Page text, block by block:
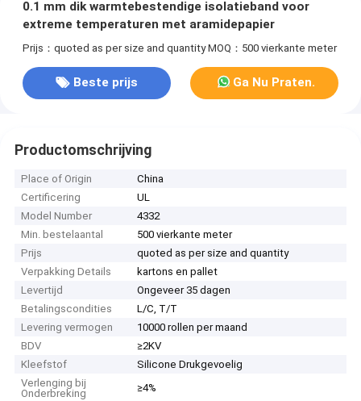
0.1 mm dik warmtebestendige isolatieband voor
extreme temperaturen met aramidepapier
Prijs：quoted as per size and quantity MOQ：500 vierkante meter
Beste prijs Ga Nu Praten.
Productomschrijving
Place of Origin
China
Certificering
UL
Model Number
4332
Min. bestelaantal
500 vierkante meter
Prijs
quoted as per size and quantity
Verpakking Details
kartons en pallet
Levertijd
Ongeveer 35 dagen
Betalingscondities
L/C, T/T
Levering vermogen
10000 rollen per maand
BDV
≥2KV
Kleefstof
Silicone Drukgevoelig
Verlenging bij
Onderbreking
≥4%